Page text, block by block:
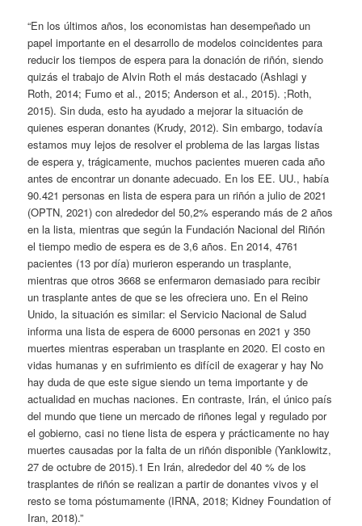
“En los últimos años, los economistas han desempeñado un
papel importante en el desarrollo de modelos coincidentes para
reducir los tiempos de espera para la donación de riñón, siendo
quizás el trabajo de Alvin Roth el más destacado (Ashlagi y
Roth, 2014; Fumo et al., 2015; Anderson et al., 2015). ;Roth,
2015). Sin duda, esto ha ayudado a mejorar la situación de
quienes esperan donantes (Krudy, 2012). Sin embargo, todavía
estamos muy lejos de resolver el problema de las largas listas
de espera y, trágicamente, muchos pacientes mueren cada año
antes de encontrar un donante adecuado. En los EE. UU., había
90.421 personas en lista de espera para un riñón a julio de 2021
(OPTN, 2021) con alrededor del 50,2% esperando más de 2 años
en la lista, mientras que según la Fundación Nacional del Riñón
el tiempo medio de espera es de 3,6 años. En 2014, 4761
pacientes (13 por día) murieron esperando un trasplante,
mientras que otros 3668 se enfermaron demasiado para recibir
un trasplante antes de que se les ofreciera uno. En el Reino
Unido, la situación es similar: el Servicio Nacional de Salud
informa una lista de espera de 6000 personas en 2021 y 350
muertes mientras esperaban un trasplante en 2020. El costo en
vidas humanas y en sufrimiento es difícil de exagerar y hay No
hay duda de que este sigue siendo un tema importante y de
actualidad en muchas naciones. En contraste, Irán, el único país
del mundo que tiene un mercado de riñones legal y regulado por
el gobierno, casi no tiene lista de espera y prácticamente no hay
muertes causadas por la falta de un riñón disponible (Yanklowitz,
27 de octubre de 2015).1 En Irán, alrededor del 40 % de los
trasplantes de riñón se realizan a partir de donantes vivos y el
resto se toma póstumamente (IRNA, 2018; Kidney Foundation of
Iran, 2018).”